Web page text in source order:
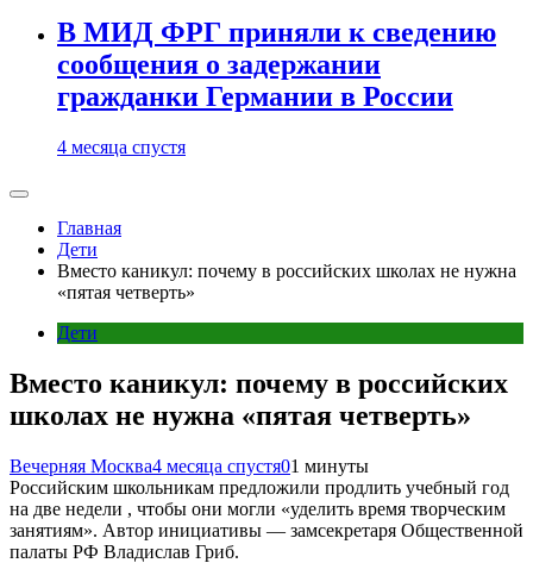
В МИД ФРГ приняли к сведению
сообщения о задержании
гражданки Германии в России
4 месяца спустя
Главная
Дети
Вместо каникул: почему в российских школах не нужна
«пятая четверть»
Дети
Вместо каникул: почему в российских
школах не нужна «пятая четверть»
Вечерняя Москва4 месяца спустя01 минуты
Российским школьникам предложили продлить учебный год
на две недели , чтобы они могли «уделить время творческим
занятиям». Автор инициативы — замсекретаря Общественной
палаты РФ Владислав Гриб.